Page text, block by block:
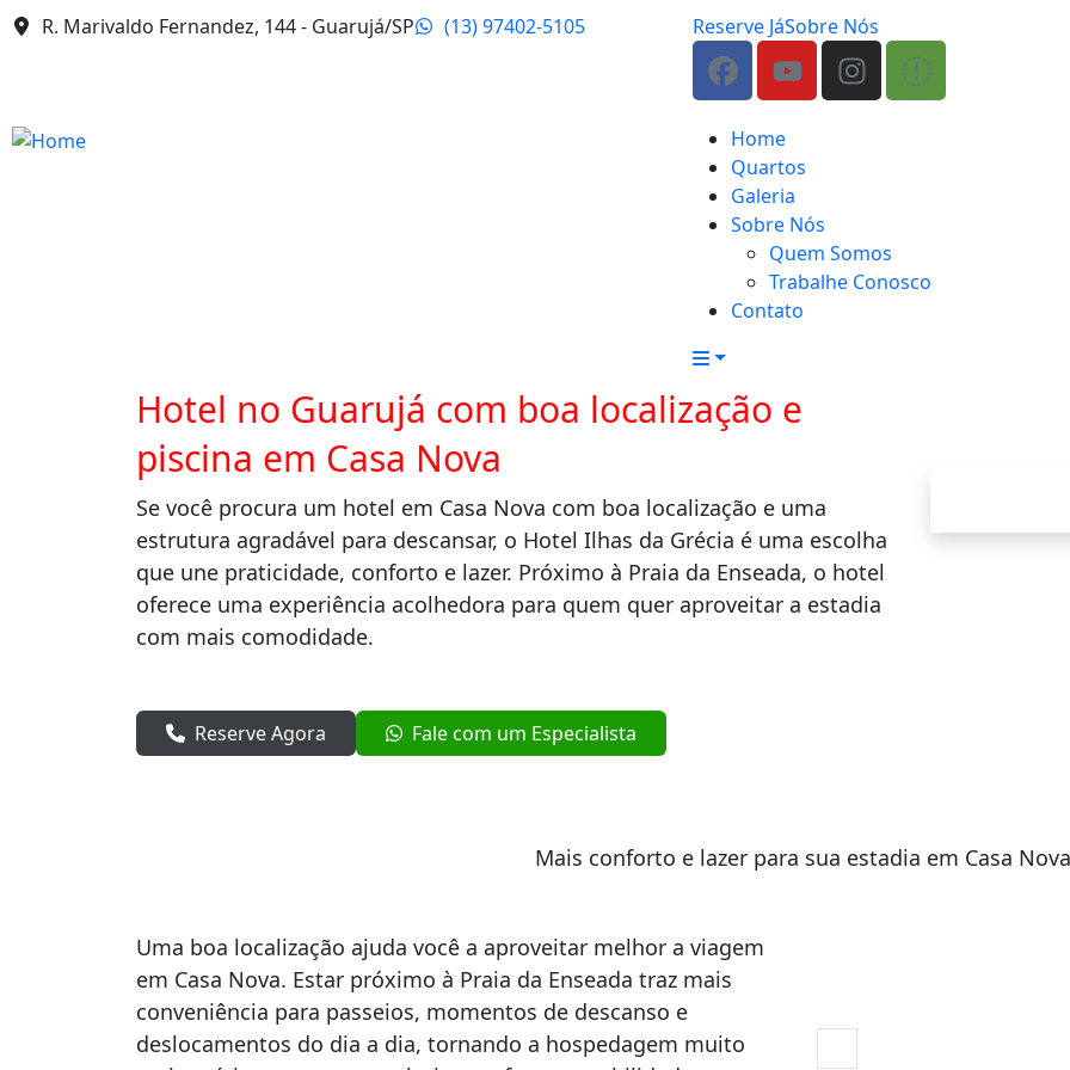
R. Marivaldo Fernandez, 144 - Guarujá/SP (13) 97402-5105 Reserve JáSobre Nós
Home
Quartos
Galeria
Sobre Nós
Quem Somos
Trabalhe Conosco
Contato
Hotel no Guarujá com boa localização e
piscina em Casa Nova
Se você procura um hotel em Casa Nova com boa localização e uma
estrutura agradável para descansar, o Hotel Ilhas da Grécia é uma escolha
que une praticidade, conforto e lazer. Próximo à Praia da Enseada, o hotel
oferece uma experiência acolhedora para quem quer aproveitar a estadia
com mais comodidade.
Reserve Agora Fale com um Especialista
Mais conforto e lazer para sua estadia em Casa Nova
Uma boa localização ajuda você a aproveitar melhor a viagem
em Casa Nova. Estar próximo à Praia da Enseada traz mais
conveniência para passeios, momentos de descanso e
deslocamentos do dia a dia, tornando a hospedagem muito